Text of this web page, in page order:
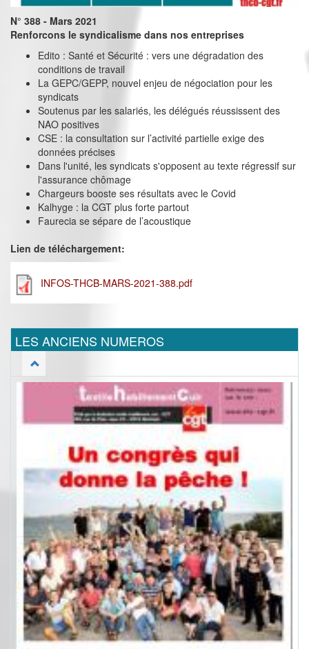
N° 388 - Mars 2021
Renforcons le syndicalisme dans nos entreprises
Edito : Santé et Sécurité : vers une dégradation des
conditions de travail
La GEPC/GEPP, nouvel enjeu de négociation pour les
syndicats
Soutenus par les salariés, les délégués réussissent des
NAO positives
CSE : la consultation sur l’activité partielle exige des
données précises
Dans l'unité, les syndicats s'opposent au texte régressif sur
l'assurance chômage
Chargeurs booste ses résultats avec le Covid
Kalhyge : la CGT plus forte partout
Faurecia se sépare de l’acoustique
Lien de téléchargement:
INFOS-THCB-MARS-2021-388.pdf
LES ANCIENS NUMEROS